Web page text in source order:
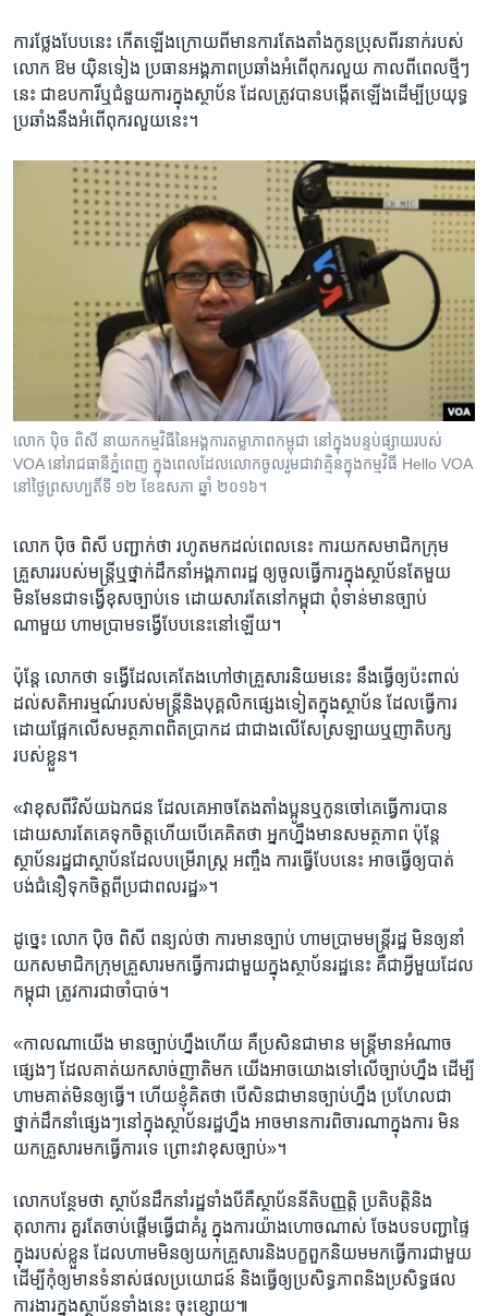
ការ​ថ្លែង​បែប​នេះ កើត​ឡើង​ក្រោយ​ពី​មាន​ការ​តែងតាំង​កូន​ប្រុស​ពីរ​នាក់​របស់​
លោក ឱម យ៉ិនទៀង ប្រធាន​អង្គភាព​ប្រឆាំង​អំពើ​ពុករលួយ កាល​ពី​ពេល​ថ្មី​ៗ​
នេះ​ ជា​ឧបការី​ឬ​ជំនួយ​ការ​ក្នុង​ស្ថាប័ន​ ដែល​ត្រូវ​បាន​បង្កើត​ឡើង​ដើម្បី​ប្រយុទ្ធ​
ប្រឆាំង​នឹង​អំពើ​ពុករលួយ​នេះ។
លោក ប៉ិច ពិសី នាយកកម្មវិធីនៃអង្គការតម្លាភាពកម្ពុជា នៅក្នុង​បន្ទប់​ផ្សាយ​របស់
VOA នៅរាជធានីភ្នំពេញ​ ក្នុងពេល​ដែលលោក​ចូលរួមជា​វាគ្មិន​ក្នុងកម្មវិធី​ Hello VOA
នៅថ្ងៃព្រសហ្បតិ៍ទី ១២ ខែឧសភា ឆ្នាំ ២០១៦។
លោក ប៉ិច ពិសី បញ្ជាក់​ថា រហូត​មក​ដល់​ពេល​នេះ ការ​យក​សមាជិក​ក្រុម​
គ្រួសារ​របស់​មន្ត្រី​ឬ​ថ្នាក់​ដឹកនាំ​អង្គភាព​រដ្ឋ​ ឲ្យ​ចូល​ធ្វើការ​ក្នុង​ស្ថាប័ន​តែ​មួយ
មិន​មែន​ជា​ទង្វើ​ខុសច្បាប់​ទេ ដោយសារ​តែ​នៅ​កម្ពុជា ពុំ​ទាន់​មាន​ច្បាប់​
ណាមួយ ហាមប្រាម​ទង្វើ​បែប​នេះ​នៅ​ឡើយ។
ប៉ុន្តែ លោក​ថា ទង្វើ​ដែល​គេ​តែង​ហៅ​ថា​គ្រួសារ​និយមនេះ នឹង​ធ្វើ​ឲ្យ​ប៉ះពាល់​
ដល់​សតិអារម្មណ៍​របស់​មន្ត្រី​និង​បុគ្គលិក​ផ្សេង​ទៀត​ក្នុង​ស្ថាប័ន ដែល​ធ្វើ​ការ​
ដោយ​ផ្អែកលើ​សមត្ថភាព​ពិត​ប្រាកដ​ ជាជាង​លើ​សែស្រឡាយ​ឬ​ញាតិបក្ស​
របស់​ខ្លួន។
«វា​ខុស​ពី​វិស័យ​ឯកជន ដែល​គេ​អាច​តែងតាំង​ប្អូន​ឬ​កូន​ចៅ​គេ​ធ្វើ​ការ​បាន​
ដោយសារ​តែ​គេ​ទុក​ចិត្ត​ហើយ​បើ​គេ​គិត​ថា អ្នក​ហ្នឹង​មាន​សមត្ថភាព ប៉ុន្តែ
ស្ថាប័នរដ្ឋ​ជា​ស្ថាប័ន​ដែល​បម្រើ​រាស្ត្រ អញ្ចឹង ការ​ធ្វើ​បែប​នេះ អាច​ធ្វើ​ឲ្យ​បាត់​
បង់​ជំនឿ​ទុកចិត្ត​ពី​ប្រជាពលរដ្ឋ»។
ដូច្នេះ​ លោក ប៉ិច ពិសី ពន្យល់​ថា ការ​មាន​ច្បាប់ ​ហាម​ប្រាម​មន្ត្រី​រដ្ឋ មិន​ឲ្យ​នាំ​
យក​សមាជិក​ក្រុម​គ្រួសារ​មក​ធ្វើ​ការ​ជាមួយ​ក្នុង​ស្ថាប័ន​រដ្ឋ​នេះ គឺ​ជា​អ្វីមួយ​ដែល​
កម្ពុជា ត្រូវ​ការ​ជា​ចាំបាច់។
«កាល​ណា​យើង មាន​ច្បាប់​ហ្នឹង​ហើយ គឺ​ប្រសិន​ជា​មាន មន្ត្រី​មាន​អំណាច​
ផ្សេងៗ ដែល​គាត់​យក​សាច់​ញាតិ​មក យើង​អាច​យោង​ទៅ​លើ​ច្បាប់​ហ្នឹង ដើម្បី​
ហាម​គាត់​មិន​ឲ្យ​ធ្វើ។ ហើយ​ខ្ញុំ​គិត​ថា បើ​សិន​ជា​មាន​ច្បាប់​ហ្នឹង ប្រហែល​ជា​
ថ្នាក់​ដឹកនាំ​ផ្សេងៗ​នៅ​ក្នុង​ស្ថាប័ន​រដ្ឋ​ហ្នឹង អាច​មាន​ការ​ពិចារណា​ក្នុង​ការ ​មិន​
យក​គ្រួសារ​មក​ធ្វើ​ការ​ទេ ព្រោះ​វា​ខុសច្បាប់»។
​លោក​បន្ថែម​ថា ស្ថាប័ន​ដឹកនាំ​រដ្ឋ​ទាំង​បី​គឺ​ស្ថាប័ន​នីតិ​បញ្ញត្តិ ប្រតិបត្តិ​និង​
តុលាការ គួរ​តែ​ចាប់​ផ្តើម​ធ្វើ​ជា​គំរូ ក្នុង​ការ​យ៉ាង​ហោច​ណាស់ ចែង​បទ​បញ្ជា​ផ្ទៃ
ក្នុង​របស់​ខ្លួន ដែល​ហាម​មិន​ឲ្យ​យក​គ្រួសារ​និង​បក្ខពួក​និយម​មក​ធ្វើការ​ជាមួយ
ដើម្បី​កុំ​ឲ្យ​មាន​ទំនាស់​ផលប្រយោជន៍ និង​ធ្វើឲ្យ​ប្រសិទ្ធភាព​និង​ប្រសិទ្ធផល​
ការងារ​ក្នុង​ស្ថាប័ន​ទាំង​នេះ ចុះ​ខ្សោយ៕